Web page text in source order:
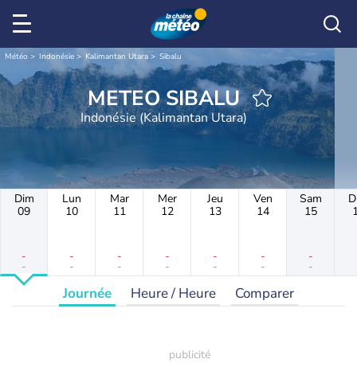
Météo Indonésie Kalimantan Utara Sibalu
METEO SIBALU
Indonésie (Kalimantan Utara)
Dim
09
-
-
Lun
10
-
-
Mar
11
-
-
Mer
12
-
-
Jeu
13
-
-
Ven
14
-
-
Sam
15
-
-
Journée Heure / Heure Comparer